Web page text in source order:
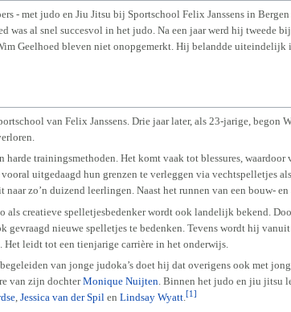
- met judo en Jiu Jitsu bij Sportschool Felix Janssens in Bergen
was al snel succesvol in het judo. Na een jaar werd hij tweede
Geelhoed bleven niet onopgemerkt. Hij belandde
van Felix Janssens. Drie jaar later, als 23-jarige, begon
trainingsmethoden. Het komt vaak tot blessures,
uitgedaagd hun grenzen te verleggen via vechtspelletjes
zo’n duizend leerlingen. Naast het runnen van een bouw-
als creatieve spelletjesbedenker wordt ook landelijk bekend.
gevraagd nieuwe spelletjes te bedenken. Tevens wordt hij
Het leidt tot een tienjarige carrière in het onderwijs.
van jonge judoka’s doet hij dat overigens ook met
van zijn dochterMonique Nuijten. Binnen het judo en jiu jitsu
,Jessica van der Spil enLindsay Wyatt.[1]